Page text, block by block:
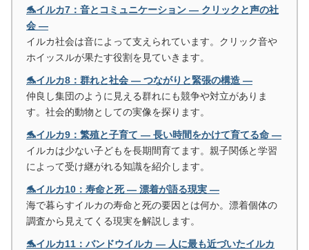
🐬イルカ7：音とコミュニケーション ― クリックと声の社
会 ―
イルカ社会は音によって支えられています。クリック音や
ホイッスルが果たす役割を見ていきます。
🐬イルカ8：群れと社会 ― つながりと緊張の構造 ―
仲良し集団のように見える群れにも競争や対立がありま
す。社会的動物としての実像を探ります。
🐬イルカ9：繁殖と子育て ― 長い時間をかけて育てる命 ―
イルカは少ない子どもを長期間育てます。親子関係と学習
によって受け継がれる知識を紹介します。
🐬イルカ10：寿命と死 ― 漂着が語る現実 ―
海で暮らすイルカの寿命と死の要因とは何か。漂着個体の
調査から見えてくる現実を解説します。
🐬イルカ11：バンドウイルカ ― 人に最も近づいたイルカ